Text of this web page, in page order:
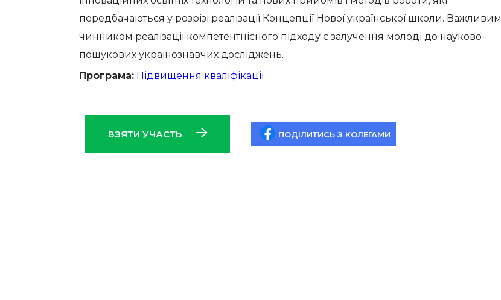
передбачаються у розрізі реалізації Концепції Нової української школи. Важливим
чинником реалізації компетентнісного підходу є залучення молоді до науково-
пошукових українознавчих досліджень.
Програма: Підвищення кваліфікації
ВЗЯТИ УЧАСТЬ ПОДІЛИТИСЬ З КОЛЕГАМИ